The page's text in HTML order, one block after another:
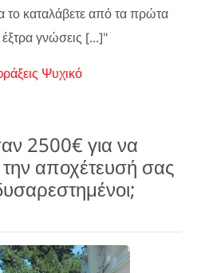
το καταλάβετε από τα πρώτα
γνώσεις [...]"
Ψυχικό
2500€ για να
αποχέτευσή σας